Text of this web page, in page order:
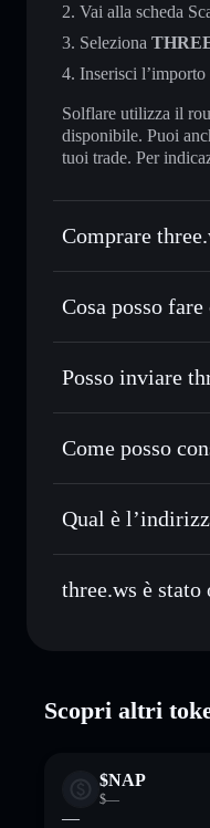
Vai alla scheda
Seleziona
Inserisci
Solflare utilizza il
disponibile. Puoi
tuoi trade. Per
Comprare
three.ws token
Cosa posso
three.ws
Scambiare
Usare il DCA—
Inviare in modo
privacy
esclusivo
Posso inviare
wallet Solflare
Come posso
Qual è
three.ws è
Scopri altri
$NAP
$—
—